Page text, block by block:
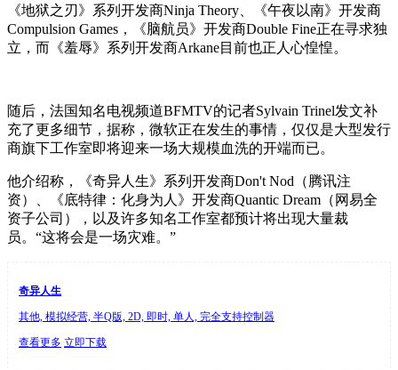
《地狱之刃》系列开发商Ninja Theory、《午夜以南》开发商
Compulsion Games，《脑航员》开发商Double Fine正在寻求独
立，而《羞辱》系列开发商Arkane目前也正人心惶惶。
随后，法国知名电视频道BFMTV的记者Sylvain Trinel发文补
充了更多细节，据称，微软正在发生的事情，仅仅是大型发行
商旗下工作室即将迎来一场大规模血洗的开端而已。
他介绍称，《奇异人生》系列开发商Don't Nod（腾讯注
资）、《底特律：化身为人》开发商Quantic Dream（网易全
资子公司），以及许多知名工作室都预计将出现大量裁
员。“这将会是一场灾难。”
奇异人生
其他, 模拟经营, 半Q版, 2D, 即时, 单人, 完全支持控制器
查看更多 立即下载